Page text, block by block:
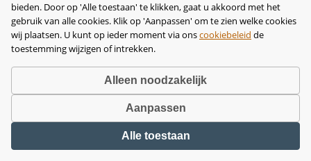
disclaimer•privacy- en cookiebeleid
voorwaarden•herroeping•bedrijfsgegevens
bieden. Door op 'Alle toestaan' te klikken, gaat u akkoord met het
gebruik van alle cookies. Klik op 'Aanpassen' om te zien welke cookies
wij plaatsen. U kunt op ieder moment via onscookiebeleid de
toestemming wijzigen of intrekken.
Alleen noodzakelijk
Aanpassen
Alle toestaan